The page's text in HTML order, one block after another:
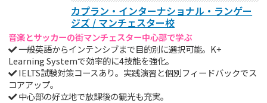
カプラン・インターナショナル・ランゲー
ジズ / マンチェスター校
音楽とサッカーの街マンチェスター中心部で学ぶ
一般英語からインテンシブまで目的別に選択可能。K+
Learning Systemで効率的に4技能を強化。
IELTS試験対策コースあり。実践演習と個別フィードバックでス
コアアップ。
中心部の好立地で放課後の観光も充実。